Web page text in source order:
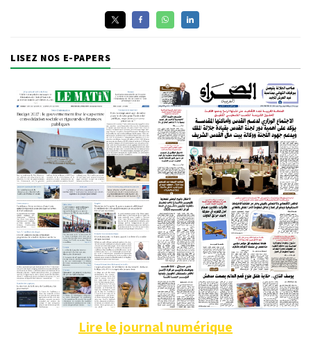
LISEZ NOS E-PAPERS
Lire le journal numérique